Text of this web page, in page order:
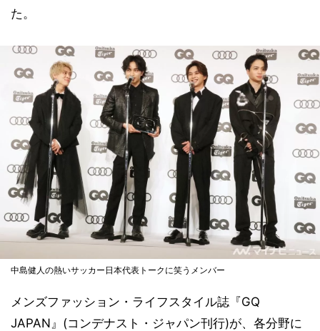
た。
中島健人の熱いサッカー日本代表トークに笑うメンバー
メンズファッション・ライフスタイル誌『GQ
JAPAN』(コンデナスト・ジャパン刊行)が、各分野に